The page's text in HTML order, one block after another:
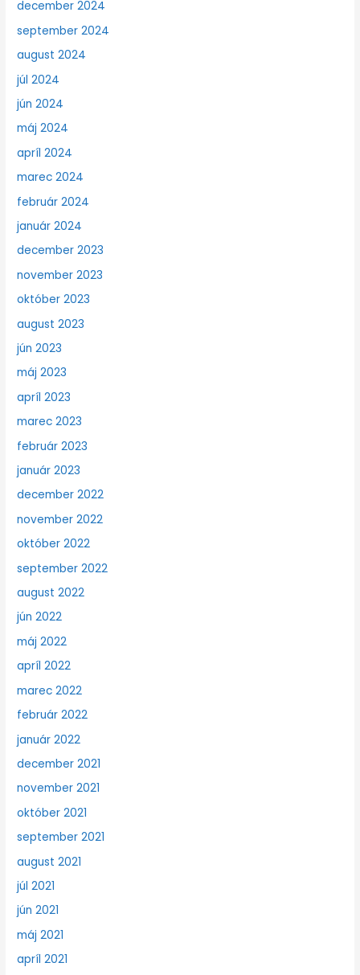
december 2024
september 2024
august 2024
júl 2024
jún 2024
máj 2024
apríl 2024
marec 2024
február 2024
január 2024
december 2023
november 2023
október 2023
august 2023
jún 2023
máj 2023
apríl 2023
marec 2023
február 2023
január 2023
december 2022
november 2022
október 2022
september 2022
august 2022
jún 2022
máj 2022
apríl 2022
marec 2022
február 2022
január 2022
december 2021
november 2021
október 2021
september 2021
august 2021
júl 2021
jún 2021
máj 2021
apríl 2021